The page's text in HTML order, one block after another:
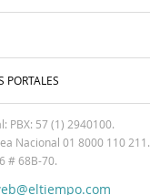
PORTALES
PBX: 57 (1) 2940100.
Nacional 01 8000 110 211.
# 68B-70.